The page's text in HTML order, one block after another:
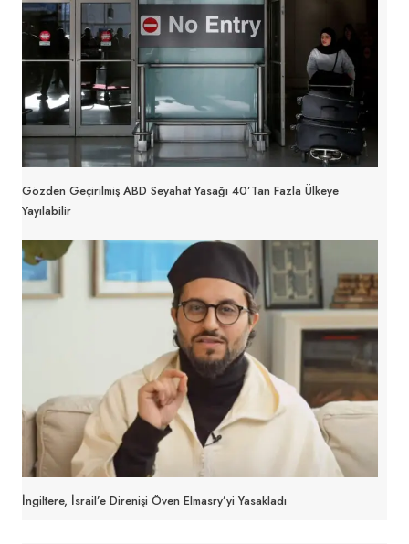
Gözden Geçirilmiş ABD Seyahat Yasağı 40’tan Fazla Ülkeye
Yayılabilir
İngiltere, İsrail’e Direnişi Öven Elmasry’yi Yasakladı